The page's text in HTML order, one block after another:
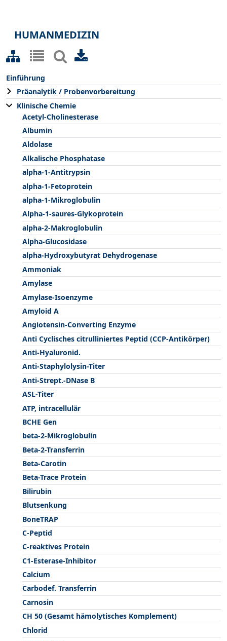
HUMANMEDIZIN
Einführung
Präanalytik / Probenvorbereitung
Klinische Chemie
Acetyl-Cholinesterase
Albumin
Aldolase
Alkalische Phosphatase
alpha-1-Antitrypsin
alpha-1-Fetoprotein
alpha-1-Mikroglobulin
Alpha-1-saures-Glykoprotein
alpha-2-Makroglobulin
Alpha-Glucosidase
alpha-Hydroxybutyrat Dehydrogenase
Ammoniak
Amylase
Amylase-Isoenzyme
Amyloid A
Angiotensin-Converting Enzyme
Anti Cyclisches citrulliniertes Peptid (CCP-Antikörper)
Anti-Hyaluronid.
Anti-Staphylolysin-Titer
Anti-Strept.-DNase B
ASL-Titer
ATP, intracellulär
BCHE Gen
beta-2-Mikroglobulin
Beta-2-Transferrin
Beta-Carotin
Beta-Trace Protein
Bilirubin
Blutsenkung
BoneTRAP
C-Peptid
C-reaktives Protein
C1-Esterase-Inhibitor
Calcium
Carbodef. Transferrin
Carnosin
CH 50 (Gesamt hämolytisches Komplement)
Chlorid